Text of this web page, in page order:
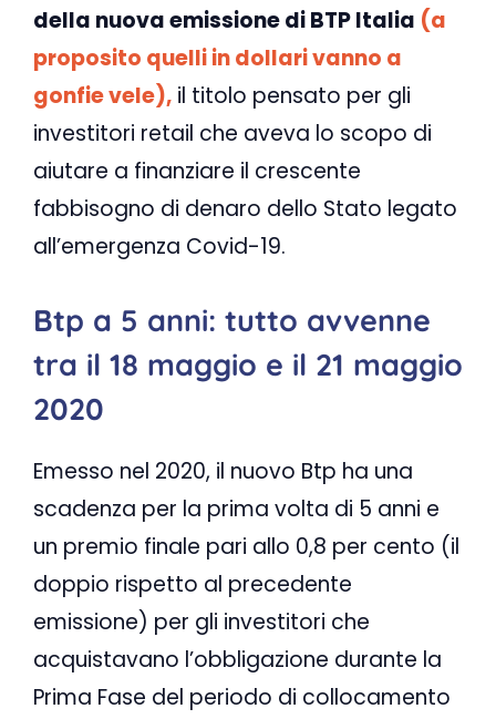
della nuova emissione di BTP Italia (a
proposito quelli in dollari vanno a
gonfie vele), il titolo pensato per gli
investitori retail che aveva lo scopo di
aiutare a finanziare il crescente
fabbisogno di denaro dello Stato legato
all’emergenza Covid-19.
Btp a 5 anni: tutto avvenne
tra il 18 maggio e il 21 maggio
2020
Emesso nel 2020, il nuovo Btp ha una
scadenza per la prima volta di 5 anni e
un premio finale pari allo 0,8 per cento (il
doppio rispetto al precedente
emissione) per gli investitori che
acquistavano l’obbligazione durante la
Prima Fase del periodo di collocamento